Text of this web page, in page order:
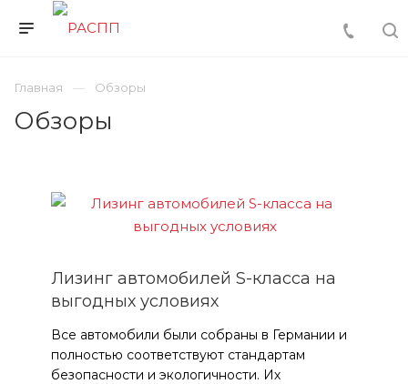
Главная Обзоры
Обзоры
Лизинг автомобилей S-класса на
выгодных условиях
Все автомобили были собраны в Германии и
полностью соответствуют стандартам
безопасности и экологичности. Их